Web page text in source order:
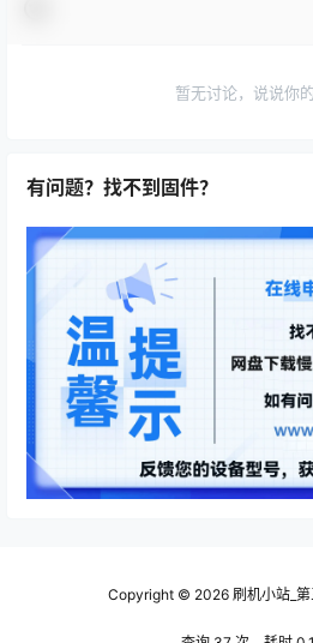
暂无讨论，说说你
有问题？找不到固件？
Copyright © 2026刷机小站_